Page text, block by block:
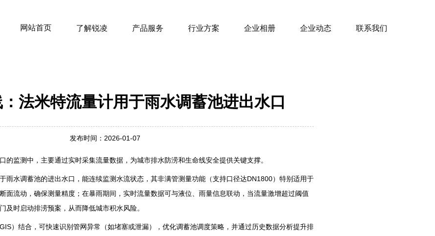
网站首页 了解锐凌 产品服务 行业方案 企业相册 企业动态 联系我们
法米特流量计用于雨水调蓄池进出水口
发布时间：2026-01-07
的监测中，主要通过实时采集流量数据，为城市排水防涝和生命线安全提供关键支撑。‌
雨水调蓄池的进出水口，能连续监测水流状态，其‌非满管测量功能‌（支持口径达DN1800）特别适用于
面流动，确保测量精度；在暴雨期间，实时流量数据可与液位、雨量信息联动，当流量激增超过阈值
及时启动排涝预案，从而降低城市积水风险。‌
）结合，可快速识别管网异常（如堵塞或泄漏），优化调蓄池调度策略，并通过历史数据分析提升排